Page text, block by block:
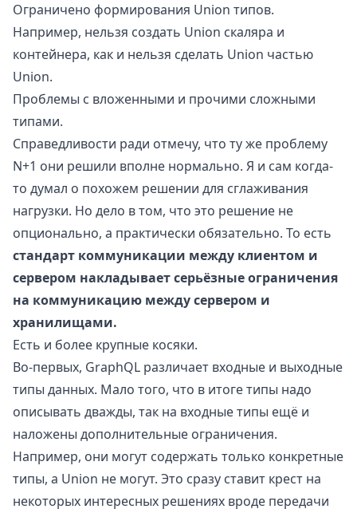
Ограничено формирования Union типов.
Например, нельзя создать Union скаляра и
контейнера, как и нельзя сделать Union частью
Union.
Проблемы с вложенными и прочими сложными
типами.
Справедливости ради отмечу, что ту же проблему
N+1 они решили вполне нормально. Я и сам когда-
то думал о похожем решении для сглаживания
нагрузки. Но дело в том, что это решение не
опционально, а практически обязательно. То есть
стандарт коммуникации между клиентом и
сервером накладывает серьёзные ограничения
на коммуникацию между сервером и
хранилищами.
Есть и более крупные косяки.
Во-первых, GraphQL различает входные и выходные
типы данных. Мало того, что в итоге типы надо
описывать дважды, так на входные типы ещё и
наложены дополнительные ограничения.
Например, они могут содержать только конкретные
типы, а Union не могут. Это сразу ставит крест на
некоторых интересных решениях вроде передачи